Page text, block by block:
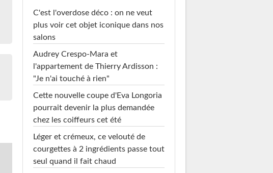
C'est l'overdose déco : on ne veut
plus voir cet objet iconique dans nos
salons
Audrey Crespo-Mara et
l'appartement de Thierry Ardisson :
"Je n'ai touché à rien"
Cette nouvelle coupe d'Eva Longoria
pourrait devenir la plus demandée
chez les coiffeurs cet été
Léger et crémeux, ce velouté de
courgettes à 2 ingrédients passe tout
seul quand il fait chaud